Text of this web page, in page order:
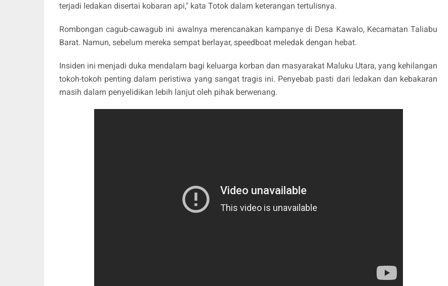
terjadi ledakan disertai kobaran api," kata Totok dalam keterangan tertulisnya.
Rombongan cagub-cawagub ini awalnya merencanakan kampanye di Desa Kawalo, Kecamatan Taliabu
Barat. Namun, sebelum mereka sempat berlayar, speedboat meledak dengan hebat.
Insiden ini menjadi duka mendalam bagi keluarga korban dan masyarakat Maluku Utara, yang kehilangan
tokoh-tokoh penting dalam peristiwa yang sangat tragis ini. Penyebab pasti dari ledakan dan kebakaran
masih dalam penyelidikan lebih lanjut oleh pihak berwenang.